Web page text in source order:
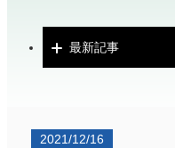
最新記事
2021/12/16